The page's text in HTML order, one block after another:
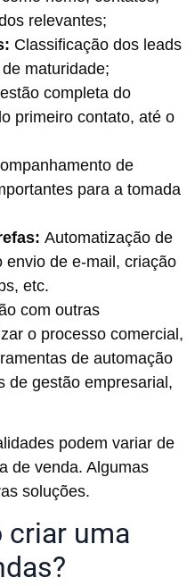
relevantes;
Classificação dos leads
maturidade;
completa do
primeiro contato, até o
de
para a tomada
Automatização de
envio de e-mail, criação
etc.
com outras
o processo comercial,
de automação
de gestão empresarial,
podem variar de
de venda. Algumas
soluções.
criar uma